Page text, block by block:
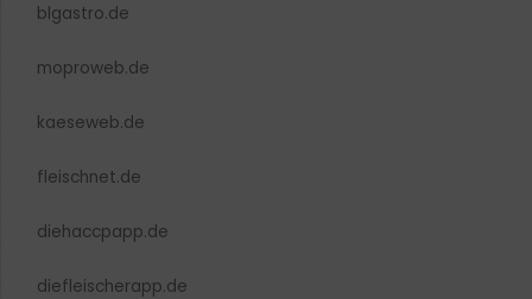
blgastro.de
moproweb.de
kaeseweb.de
fleischnet.de
diehaccpapp.de
diefleischerapp.de